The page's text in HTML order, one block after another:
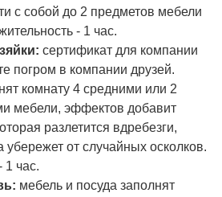
с собой до 2 предметов мебели
- 1 час.
сертификат для компании
погром в компании друзей.
комнату 4 средними или 2
мебели, эффектов добавит
разлетится вдребезги,
убережет от случайных осколков.
1 час.
мебель и посуда заполнят